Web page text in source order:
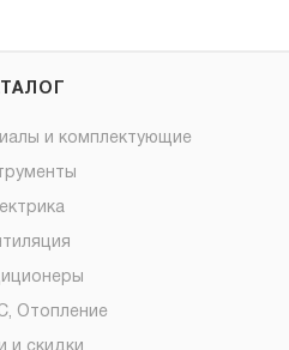
и комплектующие
Отопление